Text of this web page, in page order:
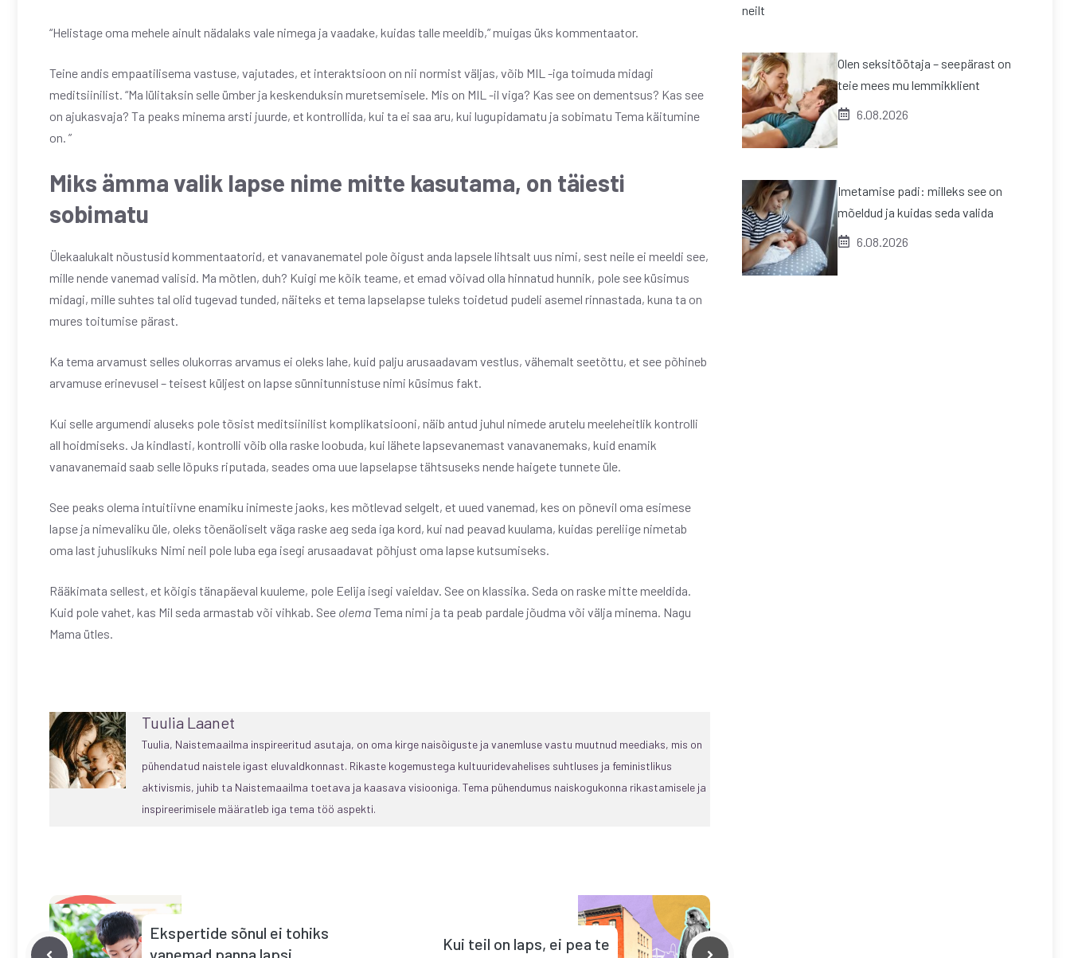
“Helistage oma mehele ainult nädalaks vale nimega ja vaadake, kuidas talle meeldib,” muigas üks kommentaator.
Teine andis empaatilisema vastuse, vajutades, et interaktsioon on nii normist väljas, võib MIL -iga toimuda midagi
meditsiinilist. “Ma lülitaksin selle ümber ja keskenduksin muretsemisele. Mis on MIL -il viga? Kas see on dementsus? Kas see
on ajukasvaja? Ta peaks minema arsti juurde, et kontrollida, kui ta ei saa aru, kui lugupidamatu ja sobimatu Tema käitumine
on. ”
Miks ämma valik lapse nime mitte kasutama, on täiesti
sobimatu
Ülekaalukalt nõustusid kommentaatorid, et vanavanematel pole õigust anda lapsele lihtsalt uus nimi, sest neile ei meeldi see,
mille nende vanemad valisid. Ma mõtlen, duh? Kuigi me kõik teame, et emad võivad olla hinnatud hunnik, pole see küsimus
midagi, mille suhtes tal olid tugevad tunded, näiteks et tema lapselapse tuleks toidetud pudeli asemel rinnastada, kuna ta on
mures toitumise pärast.
Ka tema arvamust selles olukorras arvamus ei oleks lahe, kuid palju arusaadavam vestlus, vähemalt seetõttu, et see põhineb
arvamuse erinevusel – teisest küljest on lapse sünnitunnistuse nimi küsimus fakt.
Kui selle argumendi aluseks pole tõsist meditsiinilist komplikatsiooni, näib antud juhul nimede arutelu meeleheitlik kontrolli
all hoidmiseks. Ja kindlasti, kontrolli võib olla raske loobuda, kui lähete lapsevanemast vanavanemaks, kuid enamik
vanavanemaid saab selle lõpuks riputada, seades oma uue lapselapse tähtsuseks nende haigete tunnete üle.
See peaks olema intuitiivne enamiku inimeste jaoks, kes mõtlevad selgelt, et uued vanemad, kes on põnevil oma esimese
lapse ja nimevaliku üle, oleks tõenäoliselt väga raske aeg seda iga kord, kui nad peavad kuulama, kuidas pereliige nimetab
oma last juhuslikuks Nimi neil pole luba ega isegi arusaadavat põhjust oma lapse kutsumiseks.
Rääkimata sellest, et kõigis tänapäeval kuuleme, pole Eelija isegi vaieldav. See on klassika. Seda on raske mitte meeldida.
Kuid pole vahet, kas Mil seda armastab või vihkab. See olemaTema nimi ja ta peab pardale jõudma või välja minema. Nagu
Mama ütles.
Tuulia Laanet
Tuulia, Naistemaailma inspireeritud asutaja, on oma kirge naisõiguste ja vanemluse vastu muutnud meediaks, mis on
pühendatud naistele igast eluvaldkonnast. Rikaste kogemustega kultuuridevahelises suhtluses ja feministlikus
aktivismis, juhib ta Naistemaailma toetava ja kaasava visiooniga. Tema pühendumus naiskogukonna rikastamisele ja
inspireerimisele määratleb iga tema töö aspekti.
Ekspertide sõnul ei tohiks
Kui teil on laps, ei pea te
Olen seksitöötaja – seepärast on
teie mees mu lemmikklient
6.08.2026
Imetamise padi: milleks see on
mõeldud ja kuidas seda valida
6.08.2026